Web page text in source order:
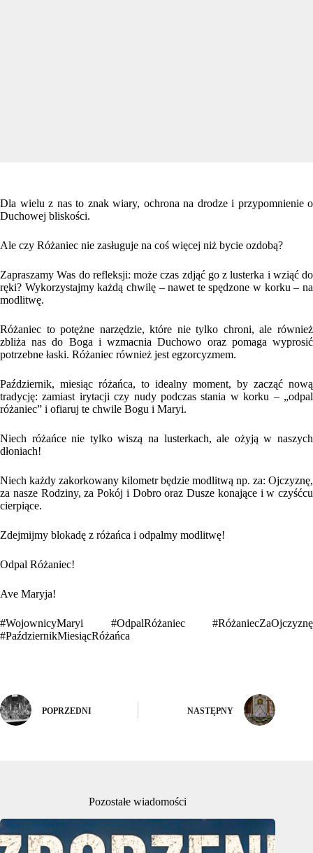
Dla wielu z nas to znak wiary, ochrona na drodze i przypomnienie o
Duchowej bliskości.
Ale czy Różaniec nie zasługuje na coś więcej niż bycie ozdobą?
Zapraszamy Was do refleksji: może czas zdjąć go z lusterka i wziąć do
ręki? Wykorzystajmy każdą chwilę – nawet te spędzone w korku – na
modlitwę.
Różaniec to potężne narzędzie, które nie tylko chroni, ale również
zbliża nas do Boga i wzmacnia Duchowo oraz pomaga wyprosić
potrzebne łaski. Różaniec również jest egzorcyzmem.
Październik, miesiąc różańca, to idealny moment, by zacząć nową
tradycję: zamiast irytacji czy nudy podczas stania w korku – „odpal
różaniec” i ofiaruj te chwile Bogu i Maryi.
Niech różańce nie tylko wiszą na lusterkach, ale ożyją w naszych
dłoniach!
Niech każdy zakorkowany kilometr będzie modlitwą np. za: Ojczyznę,
za nasze Rodziny, za Pokój i Dobro oraz Dusze konające i w czyśćcu
cierpiące.
Zdejmijmy blokadę z różańca i odpalmy modlitwę!
Odpal Różaniec!
Ave Maryja!
#WojownicyMaryi #OdpalRóżaniec #RóżaniecZaOjczyznę
#PaździernikMiesiącRóżańca
POPRZEDNI NASTĘPNY
Pozostałe wiadomości